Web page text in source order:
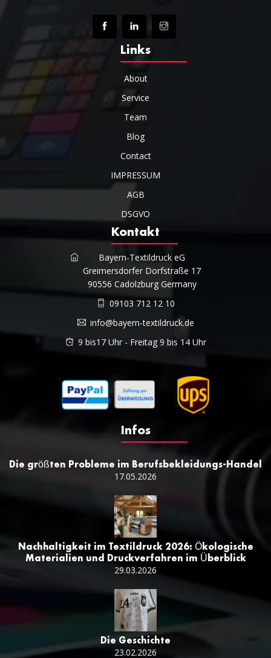
Links
About
Service
Team
Blog
Contact
IMPRESSUM
AGB
DSGVO
Kontakt
Bayern-Textildruck eG
Greimersdorfer Dorfstraße 17
90556 Cadolzburg Germany
09103 712 12 10
info@bayern-textildruck.de
9 bis17 Uhr - Freitag 9 bis 14 Uhr
Infos
Die größten Probleme im Berufsbekleidungs-Handel
17.05.2026
Nachhaltigkeit im Textildruck 2026: Ökologische
Materialien und Druckverfahren im Überblick
29.03.2026
Die Geschichte
23.02.2026